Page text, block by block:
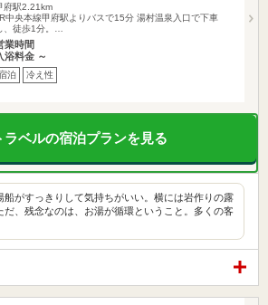
府駅2.21km
中央本線甲府駅よりバスで15分 湯村温泉入口で下車
、徒歩1分。…
業時間
浴料金 ～
泊 冷え性
ラベルの宿泊プランを見る
がすっきりして気持ちがいい。横には岩作りの露
だ、残念なのは、お湯が循環ということ。多くの客